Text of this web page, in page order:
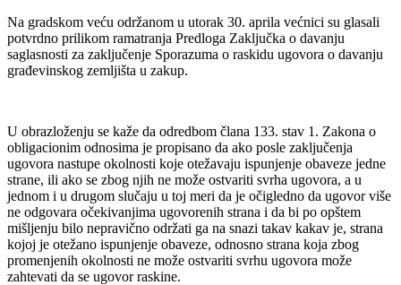
Na gradskom veću održanom u utorak 30. aprila većnici su glasali
potvrdno prilikom ramatranja Predloga Zaključka o davanju
saglasnosti za zaključenje Sporazuma o raskidu ugovora o davanju
građevinskog zemljišta u zakup.
U obrazloženju se kaže da odredbom člana 133. stav 1. Zakona o
obligacionim odnosima je propisano da ako posle zaključenja
ugovora nastupe okolnosti koje otežavaju ispunjenje obaveze jedne
strane, ili ako se zbog njih ne može ostvariti svrha ugovora, a u
jednom i u drugom slučaju u toj meri da je očigledno da ugovor više
ne odgovara očekivanjima ugovorenih strana i da bi po opštem
mišljenju bilo nepravično održati ga na snazi takav kakav je, strana
kojoj je otežano ispunjenje obaveze, odnosno strana koja zbog
promenjenih okolnosti ne može ostvariti svrhu ugovora može
zahtevati da se ugovor raskine.